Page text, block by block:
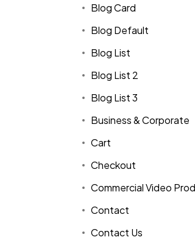
Blog Card
Blog Default
Blog List
Blog List 2
Blog List 3
Business & Corporate
Cart
Checkout
Commercial Video
Contact
Contact Us